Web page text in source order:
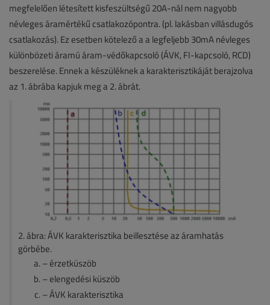
megfelelően létesített kisfeszültségű 20A-nál nem nagyobb
névleges áramértékű csatlakozópontra. (pl. lakásban villásdugós
csatlakozás). Ez esetben kötelező a a legfeljebb 30mA névleges
különbözeti áramú áram-védőkapcsoló (ÁVK, FI-kapcsoló, RCD)
beszerelése. Ennek a készüléknek a karakterisztikáját berajzolva
az 1. ábrába kapjuk meg a 2. ábrát.
2. ábra: ÁVK karakterisztika beillesztése az áramhatás
görbébe.
– érzetküszöb
– elengedési küszöb
– ÁVK karakterisztika